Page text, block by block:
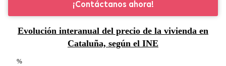
¡Contáctanos ahora!